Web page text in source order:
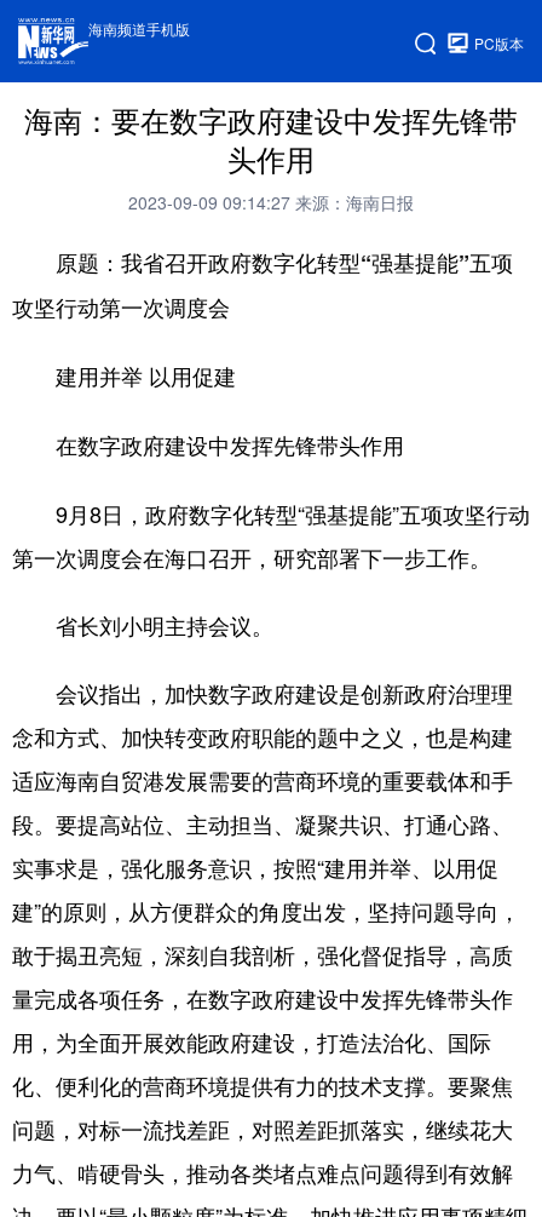
海南频道手机版
PC版本
海南：要在数字政府建设中发挥先锋带
头作用
2023-09-09 09:14:27 来源：海南日报
原题：我省召开政府数字化转型“强基提能”五项
攻坚行动第一次调度会
建用并举 以用促建
在数字政府建设中发挥先锋带头作用
9月8日，政府数字化转型“强基提能”五项攻坚行动
第一次调度会在海口召开，研究部署下一步工作。
省长刘小明主持会议。
会议指出，加快数字政府建设是创新政府治理理
念和方式、加快转变政府职能的题中之义，也是构建
适应海南自贸港发展需要的营商环境的重要载体和手
段。要提高站位、主动担当、凝聚共识、打通心路、
实事求是，强化服务意识，按照“建用并举、以用促
建”的原则，从方便群众的角度出发，坚持问题导向，
敢于揭丑亮短，深刻自我剖析，强化督促指导，高质
量完成各项任务，在数字政府建设中发挥先锋带头作
用，为全面开展效能政府建设，打造法治化、国际
化、便利化的营商环境提供有力的技术支撑。要聚焦
问题，对标一流找差距，对照差距抓落实，继续花大
力气、啃硬骨头，推动各类堵点难点问题得到有效解